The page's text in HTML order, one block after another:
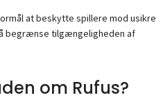
at beskytte spillere mod usikre
begrænse tilgængeligheden af
om Rufus?